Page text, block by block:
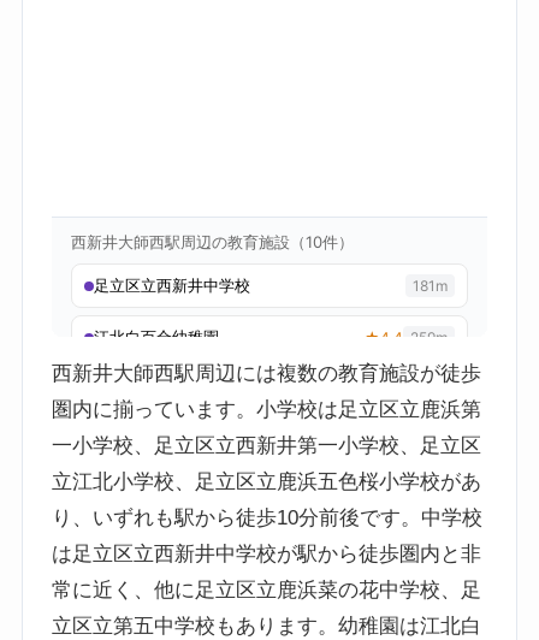
西新井大師西駅周辺には複数の教育施設が徒歩
圏内に揃っています。小学校は足立区立鹿浜第
一小学校、足立区立西新井第一小学校、足立区
立江北小学校、足立区立鹿浜五色桜小学校があ
り、いずれも駅から徒歩10分前後です。中学校
は足立区立西新井中学校が駅から徒歩圏内と非
常に近く、他に足立区立鹿浜菜の花中学校、足
立区立第五中学校もあります。幼稚園は江北白